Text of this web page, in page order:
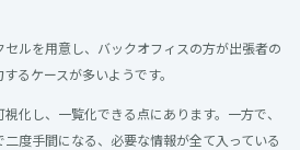
ルを用意し、バックオフィスの方が出張者の
るケースが多いようです。
化し、一覧化できる点にあります。一方で、
度手間になる、必要な情報が全て入っている